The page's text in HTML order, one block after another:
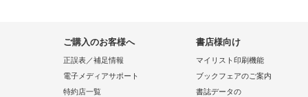
ご購入のお客様へ
正誤表／補足情報
電子メディアサポート
特約店一覧
書店様向け
マイリスト印刷機能
ブックフェアのご案内
書誌データの